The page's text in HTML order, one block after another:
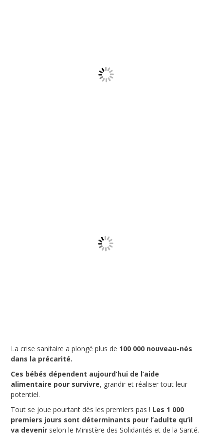
La crise sanitaire a plongé plus de 100 000 nouveau-nés
dans la précarité.
Ces bébés dépendent aujourd’hui de l’aide
alimentaire pour survivre, grandir et réaliser tout leur
potentiel.
Tout se joue pourtant dès les premiers pas ! Les 1 000
premiers jours sont déterminants pour l’adulte qu’il
va devenir selon le Ministère des Solidarités et de la Santé.